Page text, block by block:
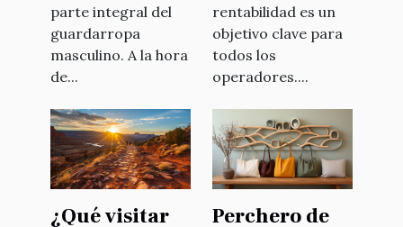
parte integral del
guardarropa
masculino. A la hora
de...
rentabilidad es un
objetivo clave para
todos los
operadores....
¿Qué visitar Perchero de